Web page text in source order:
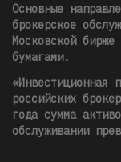
Основные
брокерское
Московской
бумагами.
«Инвестиционная
российских
года сумма
обслуживании